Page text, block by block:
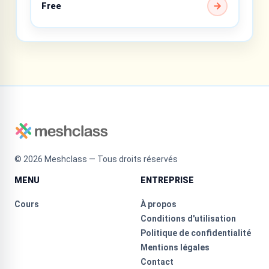
Free
© 2026 Meshclass — Tous droits réservés
MENU
Cours
ENTREPRISE
À propos
Conditions d'utilisation
Politique de confidentialité
Mentions légales
Contact